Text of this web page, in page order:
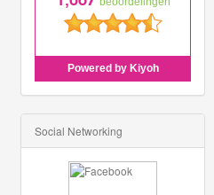
Social Networking